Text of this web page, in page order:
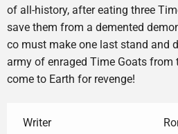
of all-history, after eating three
save them from a demented
co must make one last stand and
army of enraged Time Goats from
come to Earth for revenge!
Writer